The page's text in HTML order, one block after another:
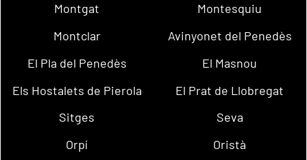
Montgat
Montesquiu
Montclar
Avinyonet del Penedès
El Pla del Penedès
El Masnou
Els Hostalets de Pierola
El Prat de Llobregat
Sitges
Seva
Orpí
Oristà